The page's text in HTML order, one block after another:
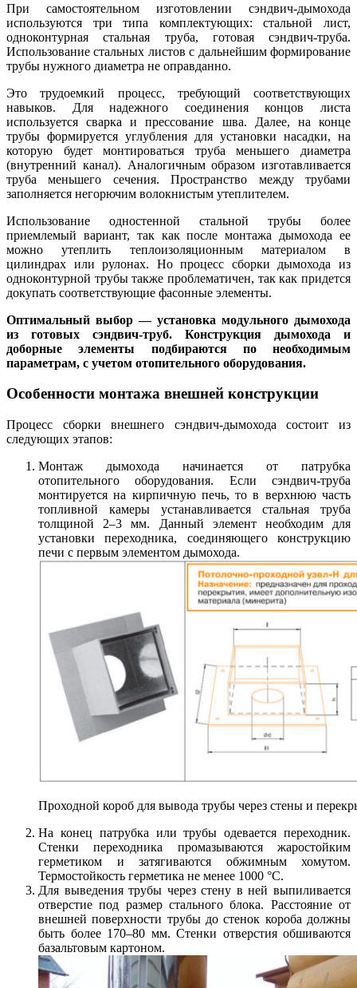
При самостоятельном изготовлении сэндвич-дымохода
используются три типа комплектующих: стальной лист,
одноконтурная стальная труба, готовая сэндвич-труба.
Использование стальных листов с дальнейшим формирование
трубы нужного диаметра не оправданно.
Это трудоемкий процесс, требующий соответствующих
навыков. Для надежного соединения концов листа
используется сварка и прессование шва. Далее, на конце
трубы формируется углубления для установки насадки, на
которую будет монтироваться труба меньшего диаметра
(внутренний канал). Аналогичным образом изготавливается
труба меньшего сечения. Пространство между трубами
заполняется негорючим волокнистым утеплителем.
Использование одностенной стальной трубы более
приемлемый вариант, так как после монтажа дымохода ее
можно утеплить теплоизоляционным материалом в
цилиндрах или рулонах. Но процесс сборки дымохода из
одноконтурной трубы также проблематичен, так как придется
докупать соответствующие фасонные элементы.
Оптимальный выбор — установка модульного дымохода
из готовых сэндвич-труб. Конструкция дымохода и
доборные элементы подбираются по необходимым
параметрам, с учетом отопительного оборудования.
Особенности монтажа внешней конструкции
Процесс сборки внешнего сэндвич-дымохода состоит из
следующих этапов:
Монтаж дымохода начинается от патрубка
отопительного оборудования. Если сэндвич-труба
монтируется на кирпичную печь, то в верхнюю часть
топливной камеры устанавливается стальная труба
толщиной 2–3 мм. Данный элемент необходим для
установки переходника, соединяющего конструкцию
печи с первым элементом дымохода.
Проходной короб для вывода трубы через стены и
На конец патрубка или трубы одевается переходник.
Стенки переходника промазываются жаростойким
герметиком и затягиваются обжимным хомутом.
Термостойкость герметика не менее 1000 °C.
Для выведения трубы через стену в ней выпиливается
отверстие под размер стального блока. Расстояние от
внешней поверхности трубы до стенок короба должны
быть более 170–80 мм. Стенки отверстия обшиваются
базальтовым картоном.